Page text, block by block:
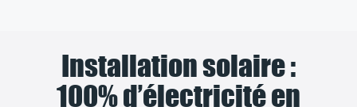
Installation solaire :
100% d’électricité en